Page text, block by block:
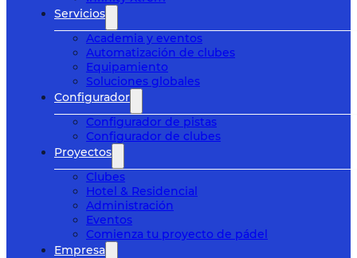
Servicios
Academia y eventos
Automatización de clubes
Equipamiento
Soluciones globales
Configurador
Configurador de pistas
Configurador de clubes
Proyectos
Clubes
Hotel & Residencial
Administración
Eventos
Comienza tu proyecto de pádel
Empresa